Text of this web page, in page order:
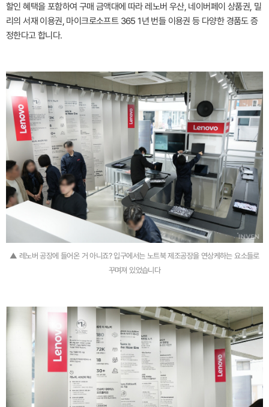
할인 혜택을 포함하여 구매 금액대에 따라 레노버 우산, 네이버페이 상품권, 밀
리의 서재 이용권, 마이크로소프트 365 1년 번들 이용권 등 다양한 경품도 증
정한다고 합니다.
▲ 레노버 공장에 들어온 거 아니죠? 입구에서는 노트북 제조공장을 연상케하는 요소들로
꾸며져 있었습니다